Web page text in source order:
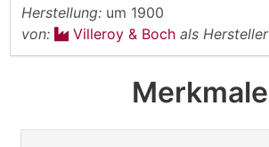
Herstellung: um 1900
von:
Villeroy & Boch als Hersteller
Merkmale